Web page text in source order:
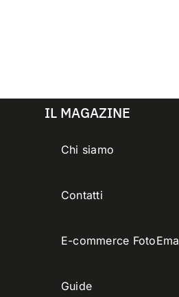
IL MAGAZINE
Chi siamo
Contatti
E-commerce FotoEma
Guide